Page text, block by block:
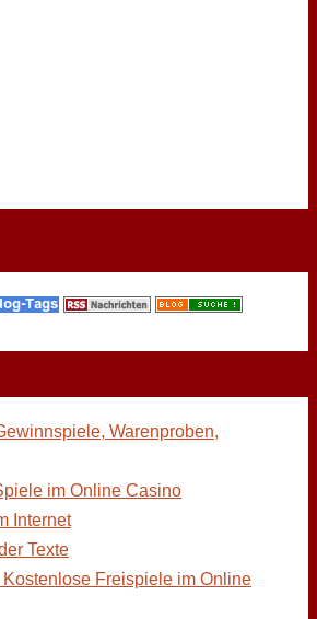
Warenproben,
im Online Casino
Internet
Texte
Kostenlose Freispiele im Online